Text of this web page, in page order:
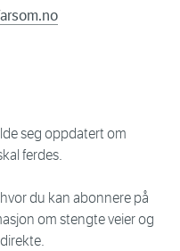
seg oppdatert om
ferdes.
hvor du kan abonnere på
om stengte veier og